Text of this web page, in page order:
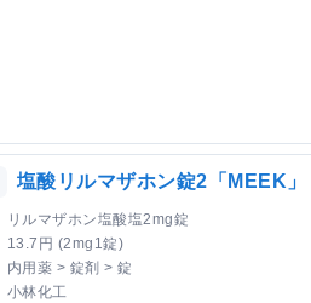
塩酸リルマザホン錠2「MEEK」
リルマザホン塩酸塩2mg錠
13.7円 (2mg1錠)
内用薬 > 錠剤 > 錠
小林化工